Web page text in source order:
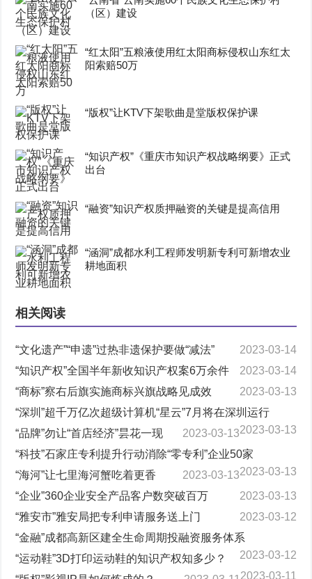
（区）建设
“红太阳”五粮液使用红太阳商标侵权山东红太
阳索赔50万
“版权”让KTV下架歌曲是堂版权保护课
“知识产权”《重庆市知识产权战略纲要》正式
出台
“融资”知识产权质押融资的关键是提高信用
“涵洞”成都水利工程师发明新专利可新增农业
耕地面积
相关阅读
“文化遗产”“申遗”过热非遗保护要做“减法”
2023-03-14
“知识产权”全国半年新收知识产权案6万余件
2023-03-14
“商标”察右后旗实施商标兴旗战略见成效
2023-03-13
“深圳”超千万亿次超级计算机“星云”7月将在深圳运行
2023-03-13
“品牌”勿让“首店经济”昙花一现
2023-03-13
“科技”石家庄专利提升行动消除“零专利”企业50家
2023-03-13
“海河”让七里海河蟹吃着更香
2023-03-13
“企业”360企业安全产品客户数突破百万
2023-03-13
“雅安市”雅安局把专利申请服务送上门
2023-03-12
“金融”成都高新区建全生命周期投融资服务体系
2023-03-12
“运动鞋”3D打印运动鞋的知识产权知多少？
2023-03-11